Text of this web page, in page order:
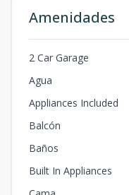
Amenidades
2 Car Garage
Agua
Appliances Included
Balcón
Baños
Built In Appliances